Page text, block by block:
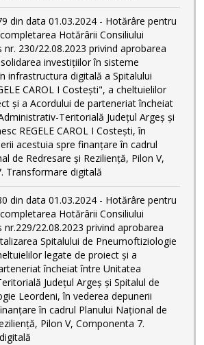
din data 01.03.2024 - Hotărâre pentru
Hotărârii Consiliului
nr. 230/22.08.2023 privind aprobarea
investițiilor în sisteme
infrastructura digitală a Spitalului
CAROL I Costești", a cheltuielilor
și a Acordului de parteneriat încheiat
Teritorială Județul Argeș și
REGELE CAROL I Costești, în
acestuia spre finanțare în cadrul
de Redresare și Reziliență, Pilon V,
Transformare digitală
din data 01.03.2024 - Hotărâre pentru
Hotărârii Consiliului
nr.229/22.08.2023 privind aprobarea
Spitalului de Pneumoftiziologie
legate de proiect și a
încheiat între Unitatea
Județul Argeș și Spitalul de
Leordeni, în vederea depunerii
în cadrul Planului Național de
Pilon V, Componenta 7.